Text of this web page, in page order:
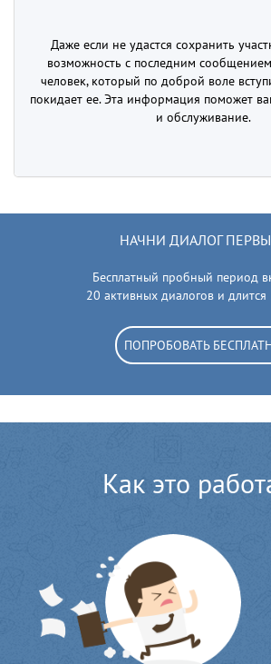
Даже если не удастся сохранить
возможность с последним
человек, который по доброй воле
покидает ее. Эта информация поможет
и обслуживание.
НАЧНИ ДИАЛОГ
Бесплатный пробный период
20 активных диалогов и длится
ПОПРОБОВАТЬ
Как это